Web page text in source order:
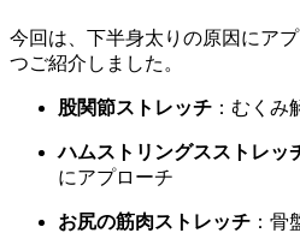
今回は、下半身太りの原因にア
つご紹介しました。
股関節ストレッチ ：むくみ
ハムストリングスストレッ
にアプローチ
お尻の筋肉ストレッチ ：骨